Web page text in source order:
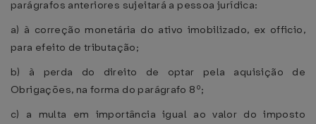
parágrafos anteriores sujeitará a pessoa jurídica:
a) à correção monetária do ativo imobilizado, ex officio,
para efeito de tributação;
b) à perda do direito de optar pela aquisição de
Obrigações, na forma do parágrafo 8º;
c) a multa em importância igual ao valor do imposto